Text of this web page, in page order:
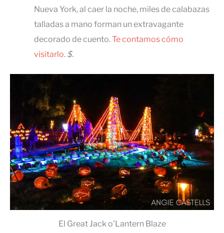
Nueva York, al caer la noche, miles de calabazas
talladas a mano forman un extravagante
decorado de cuento.Te contamos cómo
visitarlo. $.
El Great Jack o’Lantern Blaze